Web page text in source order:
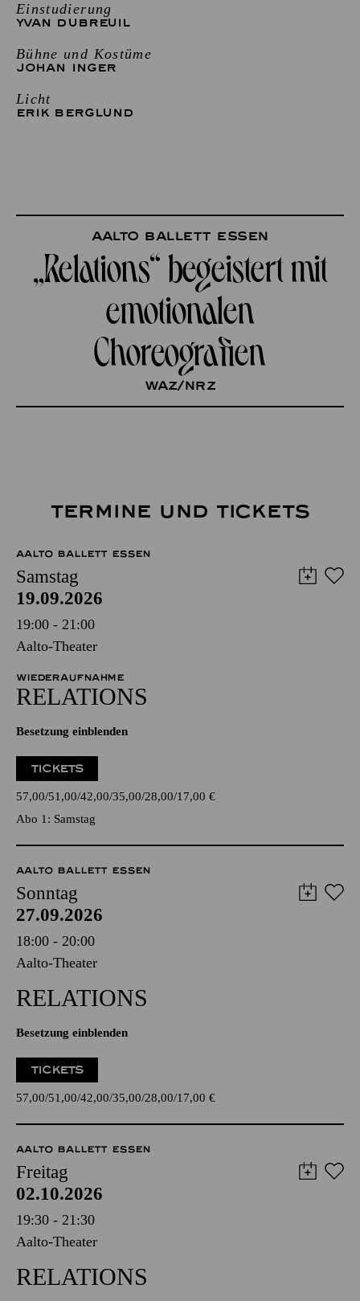
Einstudierung
YVAN DUBREUIL
Bühne und Kostüme
JOHAN INGER
Licht
ERIK BERGLUND
Aalto Ballett Essen
„Relations“ begeistert mit
emotionalen
Choreografien
WAZ/NRZ
TERMINE UND TICKETS
AALTO BALLETT ESSEN
Samstag
19.09.2026
19:00 - 21:00
Aalto-Theater
WIEDERAUFNAHME
RELATIONS
Besetzung einblenden
TICKETS
57,00 51,00 42,00 35,00 28,00 17,00 €
Abo 1: Samstag
AALTO BALLETT ESSEN
Sonntag
27.09.2026
18:00 - 20:00
Aalto-Theater
RELATIONS
Besetzung einblenden
TICKETS
57,00 51,00 42,00 35,00 28,00 17,00 €
AALTO BALLETT ESSEN
Freitag
02.10.2026
19:30 - 21:30
Aalto-Theater
RELATIONS